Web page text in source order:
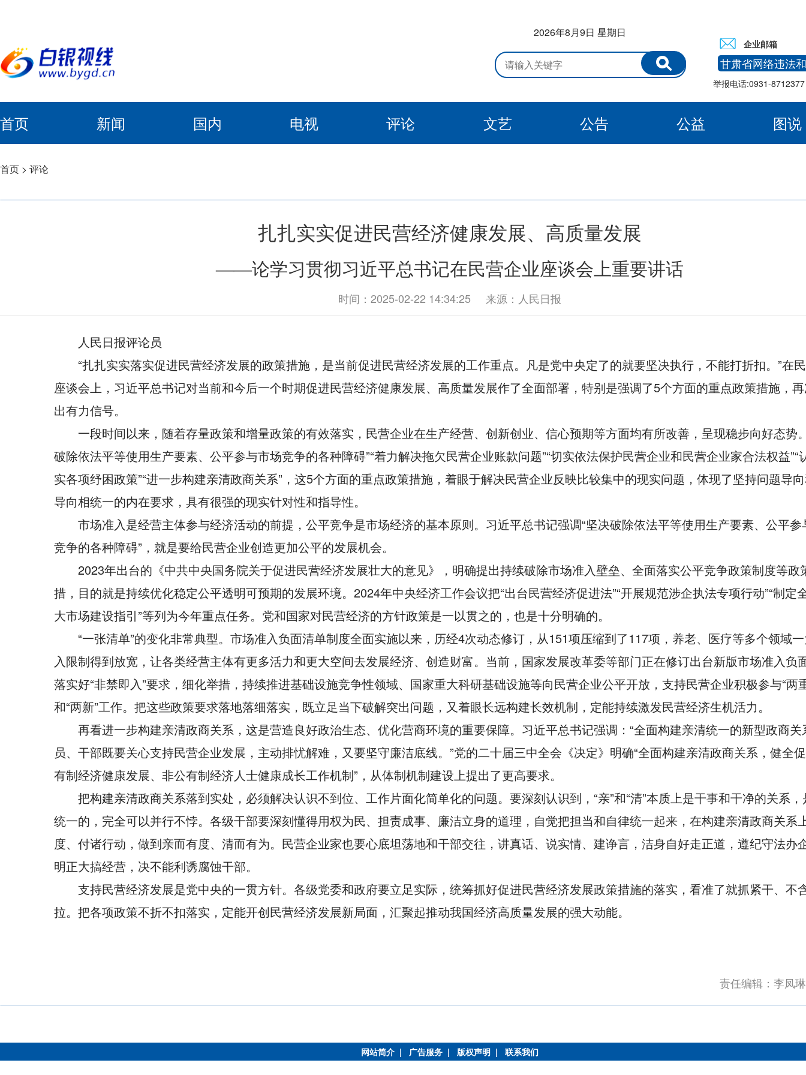
2026年8月9日 星期日
企业邮箱
甘肃省网络违法
举报电话:0931-
首页 新闻 国内 电视 评论 文艺 公告 公益
图说
首页 > 评论
扎扎实实促进民营经济健康发展、高质量发展
——论学习贯彻习近平总书记在民营企业座谈会上重要讲话
时间：2025-02-22 14:34:25 来源：人民日报
人民日报评论员
“扎扎实实落实促进民营经济发展的政策措施，是当前促进民营经济发展的工作重点。凡是党中央定了的就要坚决执行，不能打折扣。”在
座谈会上，习近平总书记对当前和今后一个时期促进民营经济健康发展、高质量发展作了全面部署，特别是强调了5个方面的重点政策措施，
出有力信号。
一段时间以来，随着存量政策和增量政策的有效落实，民营企业在生产经营、创新创业、信心预期等方面均有所改善，呈现稳步向好态势
破除依法平等使用生产要素、公平参与市场竞争的各种障碍”“着力解决拖欠民营企业账款问题”“切实依法保护民营企业和民营企业家合法权益”“
实各项纾困政策”“进一步构建亲清政商关系”，这5个方面的重点政策措施，着眼于解决民营企业反映比较集中的现实问题，体现了坚持问题导
导向相统一的内在要求，具有很强的现实针对性和指导性。
市场准入是经营主体参与经济活动的前提，公平竞争是市场经济的基本原则。习近平总书记强调“坚决破除依法平等使用生产要素、公平参
竞争的各种障碍”，就是要给民营企业创造更加公平的发展机会。
2023年出台的《中共中央国务院关于促进民营经济发展壮大的意见》，明确提出持续破除市场准入壁垒、全面落实公平竞争政策制度等政
措，目的就是持续优化稳定公平透明可预期的发展环境。2024年中央经济工作会议把“出台民营经济促进法”“开展规范涉企执法专项行动”“制定
大市场建设指引”等列为今年重点任务。党和国家对民营经济的方针政策是一以贯之的，也是十分明确的。
“一张清单”的变化非常典型。市场准入负面清单制度全面实施以来，历经4次动态修订，从151项压缩到了117项，养老、医疗等多个领域
入限制得到放宽，让各类经营主体有更多活力和更大空间去发展经济、创造财富。当前，国家发展改革委等部门正在修订出台新版市场准入负
落实好“非禁即入”要求，细化举措，持续推进基础设施竞争性领域、国家重大科研基础设施等向民营企业公平开放，支持民营企业积极参与“两
和“两新”工作。把这些政策要求落地落细落实，既立足当下破解突出问题，又着眼长远构建长效机制，定能持续激发民营经济生机活力。
再看进一步构建亲清政商关系，这是营造良好政治生态、优化营商环境的重要保障。习近平总书记强调：“全面构建亲清统一的新型政商关
员、干部既要关心支持民营企业发展，主动排忧解难，又要坚守廉洁底线。”党的二十届三中全会《决定》明确“全面构建亲清政商关系，健全
有制经济健康发展、非公有制经济人士健康成长工作机制”，从体制机制建设上提出了更高要求。
把构建亲清政商关系落到实处，必须解决认识不到位、工作片面化简单化的问题。要深刻认识到，“亲”和“清”本质上是干事和干净的关系
统一的，完全可以并行不悖。各级干部要深刻懂得用权为民、担责成事、廉洁立身的道理，自觉把担当和自律统一起来，在构建亲清政商关系
度、付诸行动，做到亲而有度、清而有为。民营企业家也要心底坦荡地和干部交往，讲真话、说实情、建诤言，洁身自好走正道，遵纪守法办
明正大搞经营，决不能利诱腐蚀干部。
支持民营经济发展是党中央的一贯方针。各级党委和政府要立足实际，统筹抓好促进民营经济发展政策措施的落实，看准了就抓紧干、不
拉。把各项政策不折不扣落实，定能开创民营经济发展新局面，汇聚起推动我国经济高质量发展的强大动能。
责任编辑：李凤琳
网站简介 | 广告服务 | 版权声明 | 联系我们